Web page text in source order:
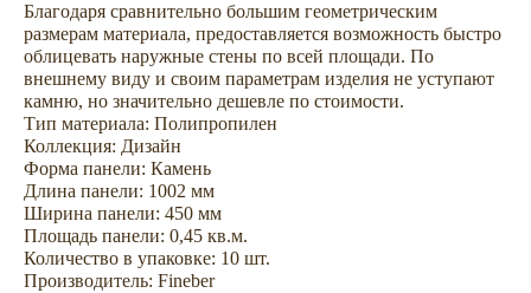
Благодаря сравнительно большим геометрическим
размерам материала, предоставляется возможность быстро
облицевать наружные стены по всей площади. По
внешнему виду и своим параметрам изделия не уступают
камню, но значительно дешевле по стоимости.
Тип материала: Полипропилен
Коллекция: Дизайн
Форма панели: Камень
Длина панели: 1002 мм
Ширина панели: 450 мм
Площадь панели: 0,45 кв.м.
Количество в упаковке: 10 шт.
Производитель: Fineber
Сопутствующие товары —
комплектуем сайдинг всем
необходимым для облицовки
дома